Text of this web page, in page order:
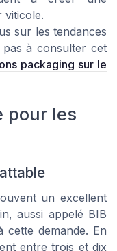
viticole.
sur les tendances
pas à consulter cet
packaging sur le
pour les
un excellent
aussi appelé BIB
cette demande. En
entre trois et dix